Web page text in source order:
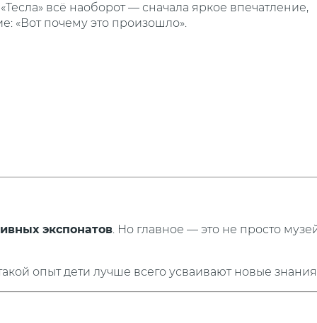
всё наоборот — сначала яркое впечатление,
«Вот почему это произошло».
экспонатов. Но главное — это не просто
опыт дети лучше всего усваивают новые